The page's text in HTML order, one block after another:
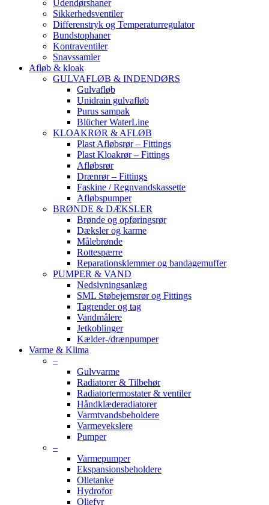
Udendørshaner
Sikkerhedsventiler
Differenstryk og Temperaturregulator
Bundstophaner
Kontraventiler
Snavssamler
Afløb & kloak
GULVAFLØB & INDENDØRS
Gulvafløb
Unidrain gulvafløb
Purus sampak
Blücher WaterLine
KLOAKRØR & AFLØB
Plast Afløbsrør – Fittings
Plast Kloakrør – Fittings
Afløbsrør
Drænrør – Fittings
Faskine / Regnvandskassette
Afløbspumper
BRØNDE & DÆKSLER
Brønde og opføringsrør
Dæksler og karme
Målebrønde
Rottespærre
Reparationsklemmer og bandagemuffer
PUMPER & VAND
Nedsivningsanlæg
SML Støbejernsrør og Fittings
Tagrender og tag
Vandmålere
Jetkoblinger
Kælder-/drænpumper
Varme & Klima
–
Gulvvarme
Radiatorer & Tilbehør
Radiatortermostater & ventiler
Håndklæderadiatorer
Varmtvandsbeholdere
Varmevekslere
Pumper
–
Varmepumper
Ekspansionsbeholdere
Olietanke
Hydrofor
Oliefyr